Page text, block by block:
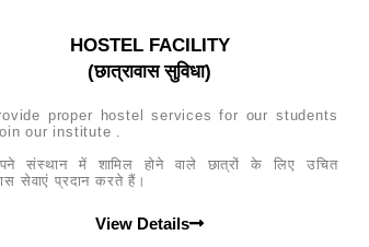
HOSTEL FACILITY
(छात्रावास सुविधा)
proper hostel services for our students
our institute .
संस्थान में शामिल होने वाले छात्रों के लिए उचित
सेवाएं प्रदान करते हैं।
View Details